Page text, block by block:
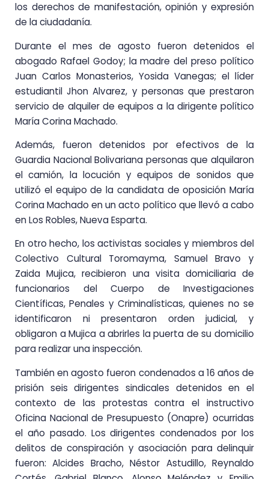
los derechos de manifestación, opinión y expresión
de la ciudadanía.
Durante el mes de agosto fueron detenidos el
abogado Rafael Godoy; la madre del preso político
Juan Carlos Monasterios, Yosida Vanegas; el líder
estudiantil Jhon Alvarez, y personas que prestaron
servicio de alquiler de equipos a la dirigente político
María Corina Machado.
Además, fueron detenidos por efectivos de la
Guardia Nacional Bolivariana personas que alquilaron
el camión, la locución y equipos de sonidos que
utilizó el equipo de la candidata de oposición María
Corina Machado en un acto político que llevó a cabo
en Los Robles, Nueva Esparta.
En otro hecho, los activistas sociales y miembros del
Colectivo Cultural Toromayma, Samuel Bravo y
Zaida Mujica, recibieron una visita domiciliaria de
funcionarios del Cuerpo de Investigaciones
Científicas, Penales y Criminalísticas, quienes no se
identificaron ni presentaron orden judicial, y
obligaron a Mujica a abrirles la puerta de su domicilio
para realizar una inspección.
También en agosto fueron condenados a 16 años de
prisión seis dirigentes sindicales detenidos en el
contexto de las protestas contra el instructivo
Oficina Nacional de Presupuesto (Onapre) ocurridas
el año pasado. Los dirigentes condenados por los
delitos de conspiración y asociación para delinquir
fueron: Alcides Bracho, Néstor Astudillo, Reynaldo